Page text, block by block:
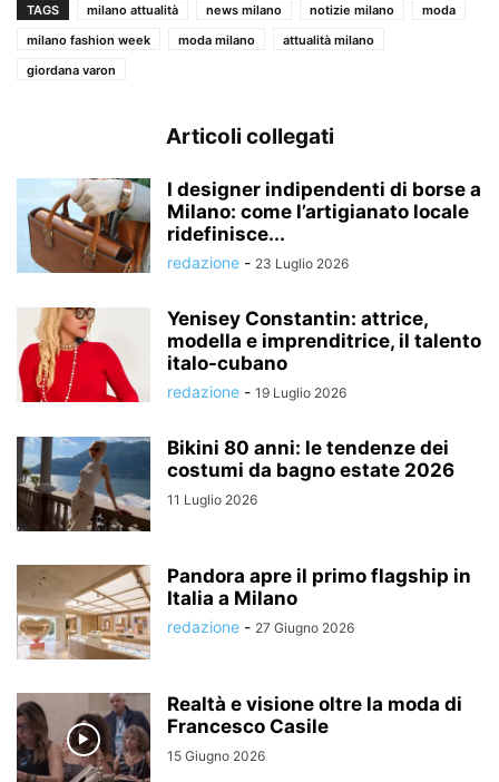
TAGS milano attualità news milano notizie milano
moda
milano fashion week
moda milano
attualità milano
giordana varon
Articoli collegati
I designer indipendenti di borse a
Milano: come l’artigianato locale
ridefinisce...
redazione - 23 Luglio 2026
Yenisey Constantin: attrice,
modella e imprenditrice, il talento
italo-cubano
redazione - 19 Luglio 2026
Bikini 80 anni: le tendenze dei
costumi da bagno estate 2026
11 Luglio 2026
Pandora apre il primo flagship in
Italia a Milano
redazione - 27 Giugno 2026
Realtà e visione oltre la moda di
Francesco Casile
15 Giugno 2026